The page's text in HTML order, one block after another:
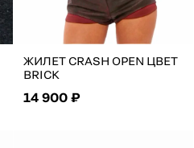
ЖИЛЕТ CRASH OPEN ЦВЕТ
BRICK
14 900 ₽